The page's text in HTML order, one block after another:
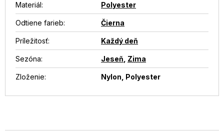
Materiál: Polyester
Odtiene farieb: Čierna
Príležitosť: Každý deň
Sezóna: Jeseň Zima
Zloženie: Nylon, Polyester